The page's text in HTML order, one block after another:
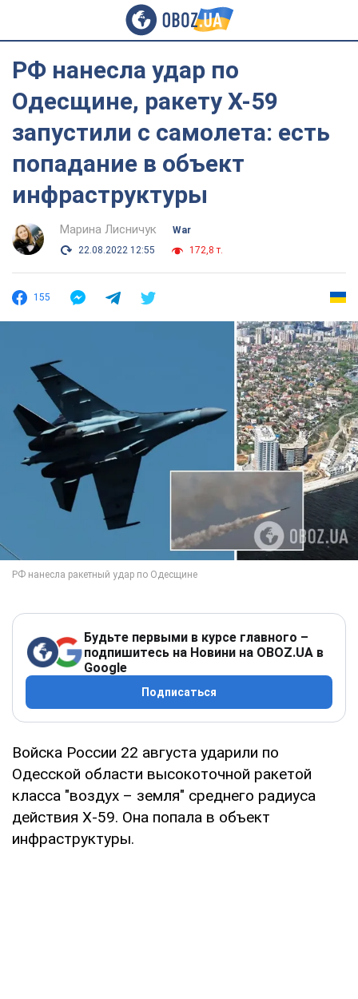
РФ нанесла удар по
Одесщине, ракету Х-59
запустили с самолета: есть
попадание в объект
инфраструктуры
Марина Лисничук
War
22.08.2022 12:55
172,8 т.
155
Будьте первыми в курсе главного –
подпишитесь на Новини на OBOZ.UA в
Google
Подписаться
Войска России 22 августа ударили по
Одесской области высокоточной ракетой
класса "воздух – земля" среднего радиуса
действия Х-59. Она попала в объект
инфраструктуры.